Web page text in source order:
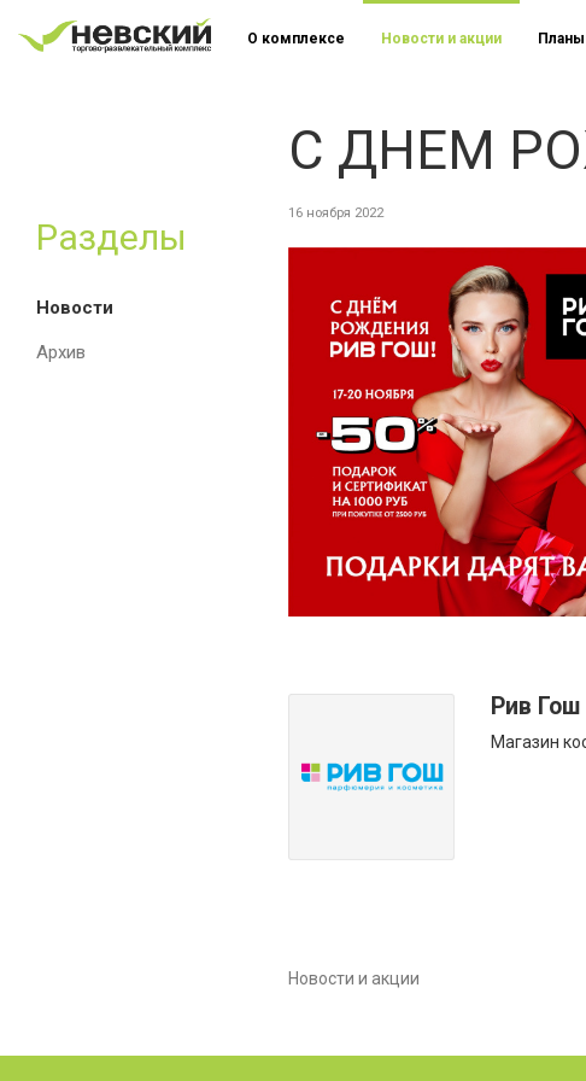
Разделы
Новости
Архив
О комплексе Новости и акции
С ДНЕМ
16 ноября 2022
Рив Гош
Магазин
Новости и акции